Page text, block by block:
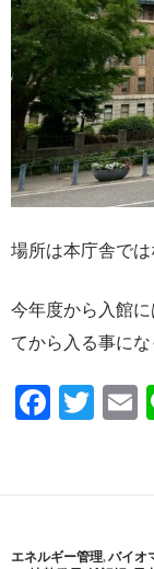
場所は本庁舎では
今年度から入館
てから入る事にな
F
b
o
T
er
エネルギー管理,バイオ